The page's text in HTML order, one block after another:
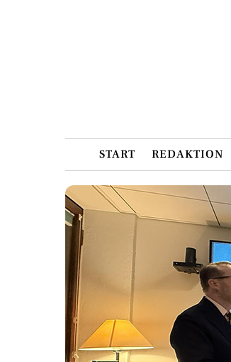
START REDAKTION